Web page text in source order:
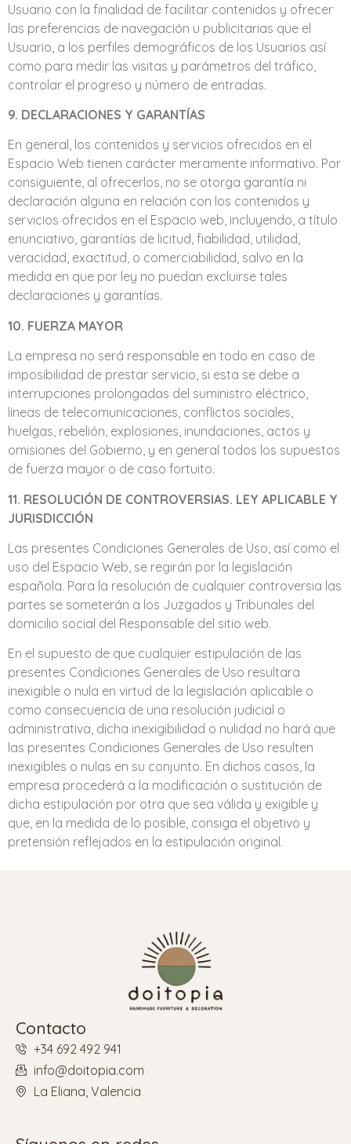
Usuario con la finalidad de facilitar contenidos y ofrecer
las preferencias de navegación u publicitarias que el
Usuario, a los perfiles demográficos de los Usuarios así
como para medir las visitas y parámetros del tráfico,
controlar el progreso y número de entradas.
9. DECLARACIONES Y GARANTÍAS
En general, los contenidos y servicios ofrecidos en el
Espacio Web tienen carácter meramente informativo. Por
consiguiente, al ofrecerlos, no se otorga garantía ni
declaración alguna en relación con los contenidos y
servicios ofrecidos en el Espacio web, incluyendo, a título
enunciativo, garantías de licitud, fiabilidad, utilidad,
veracidad, exactitud, o comerciabilidad, salvo en la
medida en que por ley no puedan excluirse tales
declaraciones y garantías.
10. FUERZA MAYOR
La empresa no será responsable en todo en caso de
imposibilidad de prestar servicio, si esta se debe a
interrupciones prolongadas del suministro eléctrico,
líneas de telecomunicaciones, conflictos sociales,
huelgas, rebelión, explosiones, inundaciones, actos y
omisiones del Gobierno, y en general todos los supuestos
de fuerza mayor o de caso fortuito.
11. RESOLUCIÓN DE CONTROVERSIAS. LEY APLICABLE Y
JURISDICCIÓN
Las presentes Condiciones Generales de Uso, así como el
uso del Espacio Web, se regirán por la legislación
española. Para la resolución de cualquier controversia las
partes se someterán a los Juzgados y Tribunales del
domicilio social del Responsable del sitio web.
En el supuesto de que cualquier estipulación de las
presentes Condiciones Generales de Uso resultara
inexigible o nula en virtud de la legislación aplicable o
como consecuencia de una resolución judicial o
administrativa, dicha inexigibilidad o nulidad no hará que
las presentes Condiciones Generales de Uso resulten
inexigibles o nulas en su conjunto. En dichos casos, la
empresa procederá a la modificación o sustitución de
dicha estipulación por otra que sea válida y exigible y
que, en la medida de lo posible, consiga el objetivo y
pretensión reflejados en la estipulación original.
Contacto
+34 692 492 941
info@doitopia.com
La Eliana, Valencia